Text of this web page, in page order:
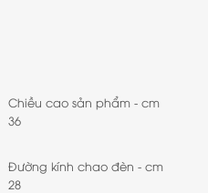
Chiều cao sản phẩm - cm
36
Đường kính chao đèn - cm
28